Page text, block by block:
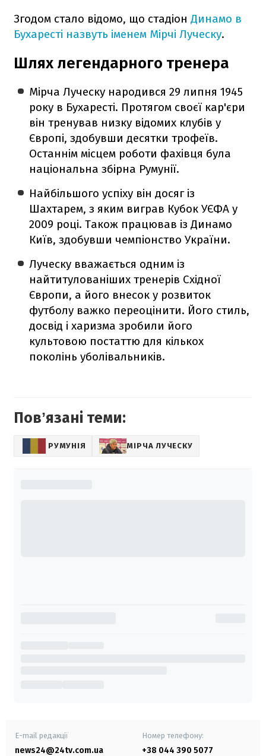
Згодом стало відомо, що стадіон Динамо в
Бухаресті назвуть іменем Мірчі Луческу.
Шлях легендарного тренера
Мірча Луческу народився 29 липня 1945
року в Бухаресті. Протягом своєї кар'єри
він тренував низку відомих клубів у
Європі, здобувши десятки трофеїв.
Останнім місцем роботи фахівця була
національна збірна Румунії.
Найбільшого успіху він досяг із
Шахтарем, з яким виграв Кубок УЄФА у
2009 році. Також працював із Динамо
Київ, здобувши чемпіонство України.
Луческу вважається одним із
найтитулованіших тренерів Східної
Європи, а його внесок у розвиток
футболу важко переоцінити. Його стиль,
досвід і харизма зробили його
культовою постаттю для кількох
поколінь уболівальників.
Повʼязані теми:
РУМУНІЯ МІРЧА ЛУЧЕСКУ
E-mail редакції
news24@24tv.com.ua
Номер телефону:
+38 044 390 5077